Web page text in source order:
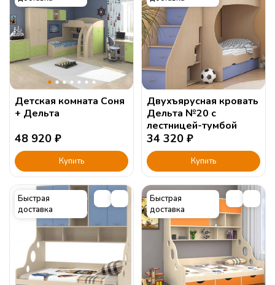
Детская комната Соня
+ Дельта
48 920 ₽
Купить
Двухъярусная кровать
Дельта №20 с
лестницей-тумбой
34 320 ₽
Купить
Быстрая
доставка
Быстрая
доставка